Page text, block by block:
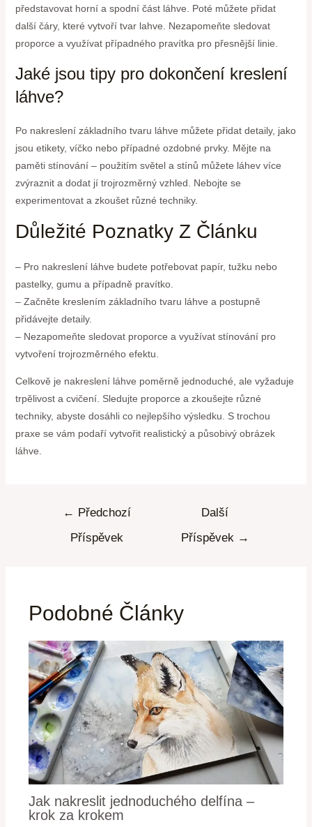
představovat horní a spodní část láhve. Poté můžete přidat
další čáry, které vytvoří tvar lahve. Nezapomeňte sledovat
proporce a využívat případného pravítka pro přesnější linie.
Jaké jsou tipy pro dokončení kreslení
láhve?
Po nakreslení základního tvaru láhve můžete přidat detaily, jako
jsou etikety, víčko nebo případné ozdobné prvky. Mějte na
paměti stínování – použitím světel a stínů můžete láhev více
zvýraznit a dodat jí trojrozměrný vzhled. Nebojte se
experimentovat a zkoušet různé techniky.
Důležité Poznatky Z Článku
– Pro nakreslení láhve budete potřebovat papír, tužku nebo
pastelky, gumu a případně pravítko.
– Začněte kreslením základního tvaru láhve a postupně
přidávejte detaily.
– Nezapomeňte sledovat proporce a využívat stínování pro
vytvoření trojrozměrného efektu.
Celkově je nakreslení láhve poměrně jednoduché, ale vyžaduje
trpělivost a cvičení. Sledujte proporce a zkoušejte různé
techniky, abyste dosáhli co nejlepšího výsledku. S trochou
praxe se vám podaří vytvořit realistický a působivý obrázek
láhve.
← Předchozí
Příspěvek
Další
Příspěvek →
Podobné Články
Jak nakreslit jednoduchého delfína –
krok za krokem